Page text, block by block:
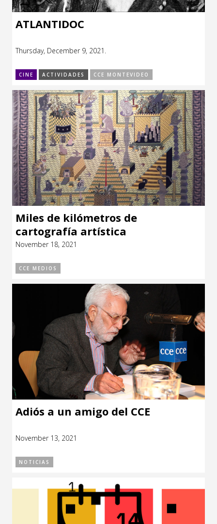
ATLANTIDOC
Thursday, December 9, 2021.
CINE ACTIVIDADES CCE MONTEVIDEO
Miles de kilómetros de
cartografía artística
November 18, 2021
CCE MEDIOS
Adiós a un amigo del CCE
November 13, 2021
NOTICIAS